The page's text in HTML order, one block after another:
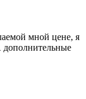
мной цене, я
дополнительные